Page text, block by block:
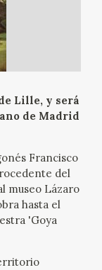
Lille, y será
de Madrid
Francisco
del
museo Lázaro
hasta el
'Goya